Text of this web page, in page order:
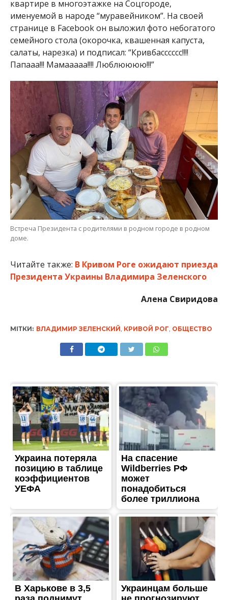
квартире в многоэтажке на Соцгороде,
именуемой в народе “муравейником”. На своей
странице в Facebook он выложил фото небогатого
семейного стола (окорочка, квашенная капуста,
салаты, нарезка) и подписал: “Кривбасссссс!!!!
Папааа!!! Мамааааа!!!! Люблюююю!!!”
Встреча Президента с родителями в родном городе в родном
доме.
Читайте также: В Кривом Роге ожидают приезда
Президента Украины Владимира Зеленского
Алена Свиридова
МІТКИ: ВЛАДИМИР ЗЕЛЕНСКИЙ КРИВОЙ РОГ ОБЩЕСТВО